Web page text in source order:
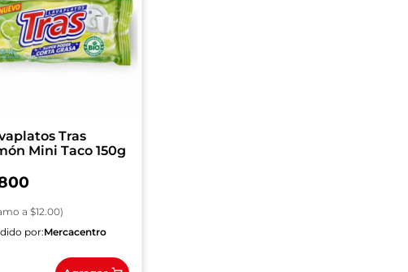
Tras
Mini Taco 150g
a $12.00)
por:Mercacentro